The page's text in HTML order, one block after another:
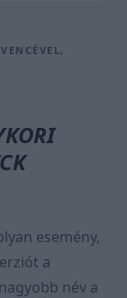
esemény,
a
név a